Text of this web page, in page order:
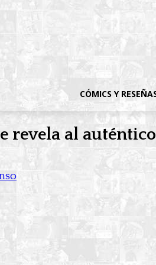
CÓMICS Y
revela al